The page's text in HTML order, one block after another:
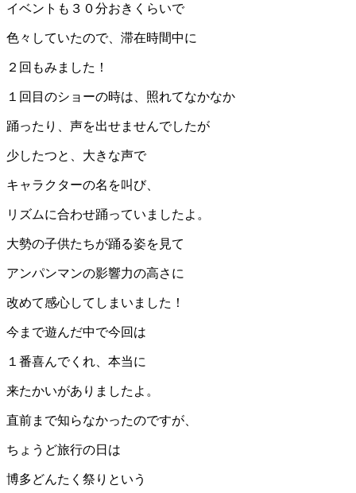
イベントも３０分おきくらいで
色々していたので、滞在時間中に
２回もみました！
１回目のショーの時は、照れてなかなか
踊ったり、声を出せませんでしたが
少したつと、大きな声で
キャラクターの名を叫び、
リズムに合わせ踊っていましたよ。
大勢の子供たちが踊る姿を見て
アンパンマンの影響力の高さに
改めて感心してしまいました！
今まで遊んだ中で今回は
１番喜んでくれ、本当に
来たかいがありましたよ。
直前まで知らなかったのですが、
ちょうど旅行の日は
博多どんたく祭りという